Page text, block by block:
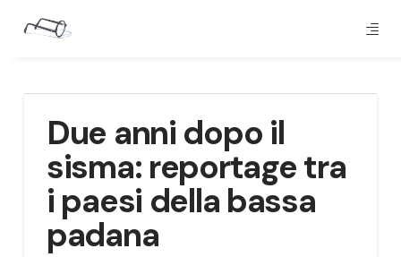
Due anni dopo il
sisma: reportage tra
i paesi della bassa
padana